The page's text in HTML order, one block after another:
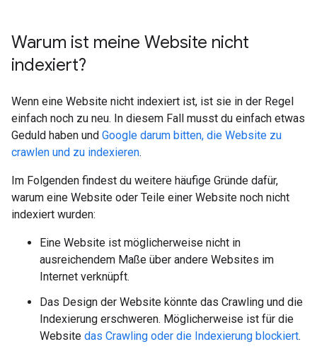
Warum ist meine Website nicht
indexiert?
Wenn eine Website nicht indexiert ist, ist sie in der Regel
einfach noch zu neu. In diesem Fall musst du einfach etwas
Geduld haben und Google darum bitten, die Website zu
crawlen und zu indexieren.
Im Folgenden findest du weitere häufige Gründe dafür,
warum eine Website oder Teile einer Website noch nicht
indexiert wurden:
Eine Website ist möglicherweise nicht in
ausreichendem Maße über andere Websites im
Internet verknüpft.
Das Design der Website könnte das Crawling und die
Indexierung erschweren. Möglicherweise ist für die
Website das Crawling oder die Indexierung blockiert.